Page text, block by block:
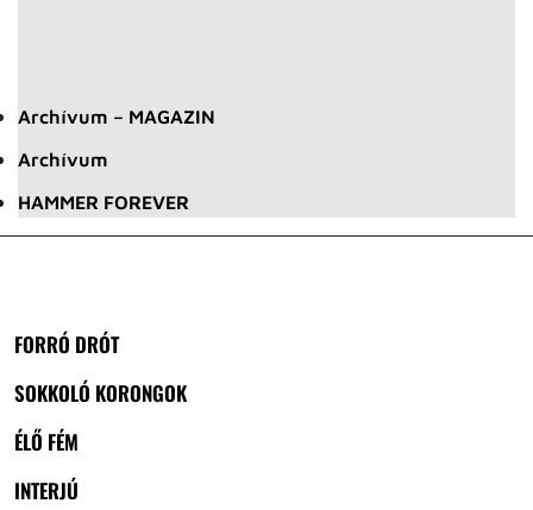
Archívum – MAGAZIN
Archívum
HAMMER FOREVER
FORRÓ DRÓT
SOKKOLÓ KORONGOK
ÉLŐ FÉM
INTERJÚ